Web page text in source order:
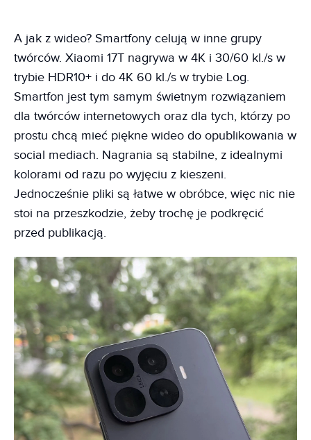
A jak z wideo? Smartfony celują w inne grupy
twórców. Xiaomi 17T nagrywa w 4K i 30/60 kl./s w
trybie HDR10+ i do 4K 60 kl./s w trybie Log.
Smartfon jest tym samym świetnym rozwiązaniem
dla twórców internetowych oraz dla tych, którzy po
prostu chcą mieć piękne wideo do opublikowania w
social mediach. Nagrania są stabilne, z idealnymi
kolorami od razu po wyjęciu z kieszeni.
Jednocześnie pliki są łatwe w obróbce, więc nic nie
stoi na przeszkodzie, żeby trochę je podkręcić
przed publikacją.